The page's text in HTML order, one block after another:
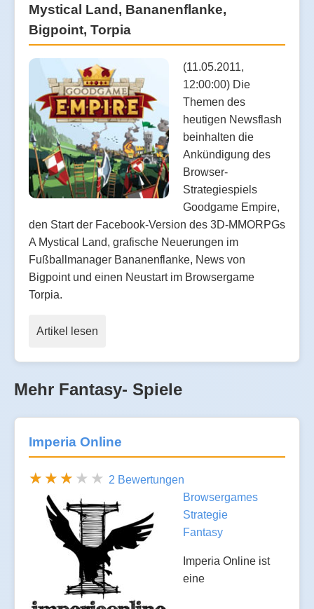
Mystical Land, Bananenflanke,
Bigpoint, Torpia
(11.05.2011,
12:00:00) Die
Themen des
heutigen Newsflash
beinhalten die
Ankündigung des
Browser-
Strategiespiels
Goodgame Empire,
den Start der Facebook-Version des 3D-MMORPGs
A Mystical Land, grafische Neuerungen im
Fußballmanager Bananenflanke, News von
Bigpoint und einen Neustart im Browsergame
Torpia.
Artikel lesen
Mehr Fantasy- Spiele
Imperia Online
2 Bewertungen
Browsergames
Strategie
Fantasy
Imperia Online ist
eine